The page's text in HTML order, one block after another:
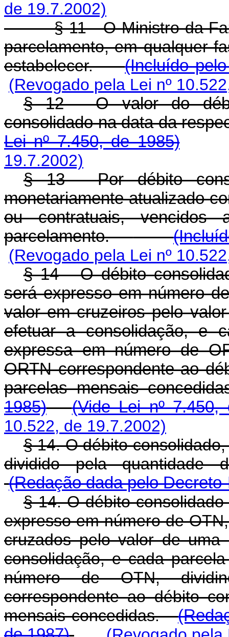
de 19.7.2002)
§ 11 - O Ministro da
parcelamento, em qualquer
estabelecer.(Incluído
(Revogado pela Lei nº
§ 12 - O valor do
consolidado na data da
Lei nº 7.450, de 1985)
19.7.2002)
§ 13 - Por débito
monetariamente atualizado
ou contratuais,
parcelamento.
(Revogado pela Lei nº
§ 14 - O débito
será expresso em número
valor em cruzeiros pelo
efetuar a consolidação, e
expressa em número de
ORTN correspondente ao
parcelas mensais
1985)
(Vide Lei nº 7.450,
10.522, de 19.7.2002)
§ 14. O débito
dividido pela quantidade
(Redação dada pelo
§ 14. O débito
expresso em número de
cruzados pelo valor de
consolidação, e cada
número de OTN,
correspondente ao débito
mensais concedidas.